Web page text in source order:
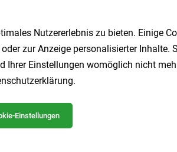
(m/w/d)
05.08.2026
Nutzererlebnis zu bieten. Einige
zur Anzeige personalisierter Inhalte.
Ihrer Einstellungen womöglich nicht
.
Einstellungen